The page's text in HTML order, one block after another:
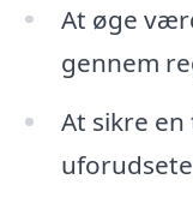
At øge
gennem
At sikre